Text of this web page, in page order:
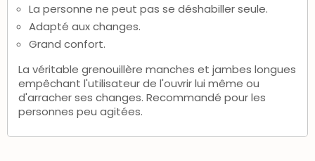
La personne ne peut pas se déshabiller seule.
Adapté aux changes.
Grand confort.
La véritable grenouillère manches et jambes longues
empêchant l'utilisateur de l'ouvrir lui même ou
d'arracher ses changes. Recommandé pour les
personnes peu agitées.